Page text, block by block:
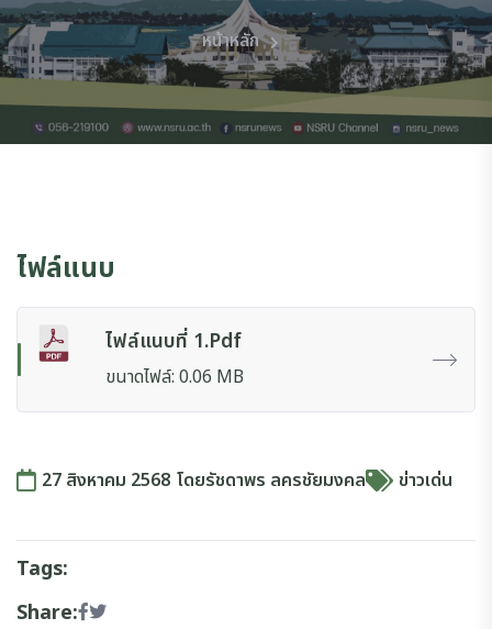
หน้าหลัก
ไฟล์แนบ
ไฟล์แนบที่ 1.pdf
ขนาดไฟล์: 0.06 MB
27 สิงหาคม 2568 โดยรัชดาพร ลครชัยมงคล ข่าวเด่น
Tags:
Share: